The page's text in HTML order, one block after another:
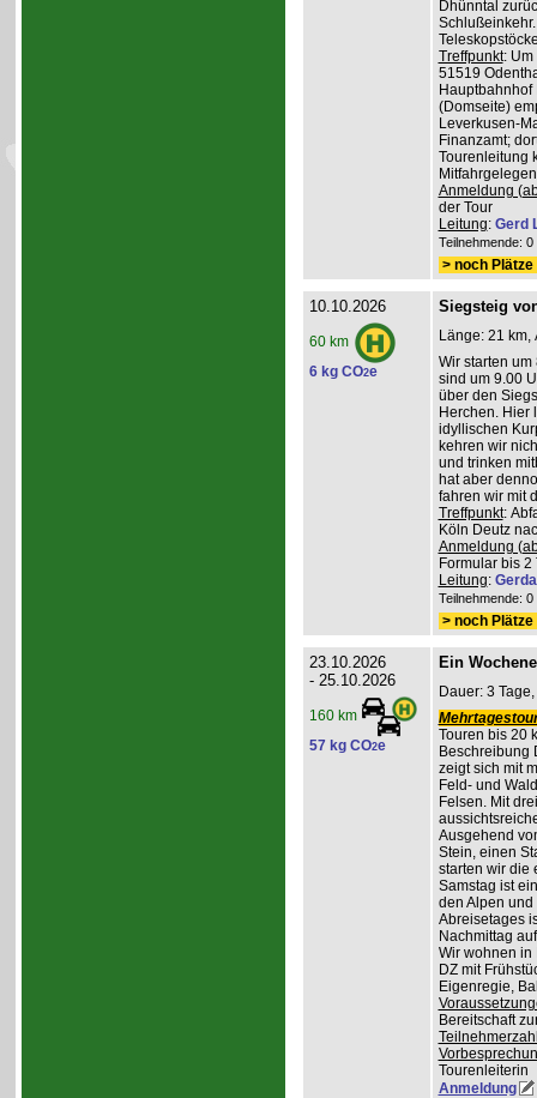
Dhünntal
Schlußeinkehr.
Treffpunkt: Um
51519
(Domseite)
Leverkusen-
Finanzamt;
Tourenleitung
Anmeldung
der Tour
Leitung: Gerd
Teilnehmende:
> noch
10.10.2026
60 km
6 kg CO2e
Siegsteig
Länge: 21 km,
Wir starten
sind um 9.00
über den
Herchen. Hier
idyllischen
kehren wir
und trinken
hat aber
fahren wir mit
Treffpunkt:
Köln Deutz
Anmeldung
Formular bis 2
Leitung:
Teilnehmende:
> noch
23.10.2026
- 25.10.2026
160 km
57 kg CO2e
Ein
Dauer: 3
Touren bis 20
Beschreibung
zeigt sich mit
Feld- und
Felsen. Mit
Ausgehend
Stein, einen
starten wir die
Samstag ist
den Alpen
Abreisetages
Nachmittag
Wir wohnen in
DZ mit
Eigenregie,
Bereitschaft
Tourenleiterin
Anmeldung